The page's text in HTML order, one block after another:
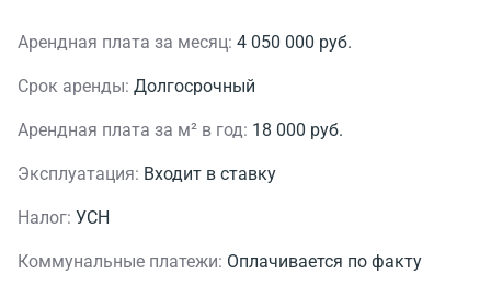
Арендная плата за месяц: 4 050 000 руб.
Срок аренды: Долгосрочный
Арендная плата за м² в год: 18 000 руб.
Эксплуатация: Входит в ставку
Налог: УСН
Коммунальные платежи: Оплачивается по факту